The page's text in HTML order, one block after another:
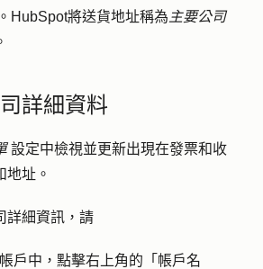
HubSpot將送貨地址稱為 主要公司
詳細資料
設定中檢視並更新出現在發票和收
地址。
詳細資訊，請
戶中，點擊右上角的「帳戶名